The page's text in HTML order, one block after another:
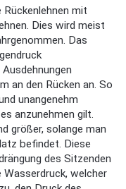
mit
Dies wird meist
Das
an den Rücken an. So
unangenehm
anzunehmen gilt.
größer, solange man
befindet. Diese
des Sitzenden
Wasserdruck, welcher